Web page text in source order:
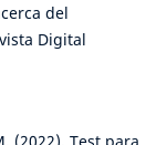
del
Digital
(2022). Test para